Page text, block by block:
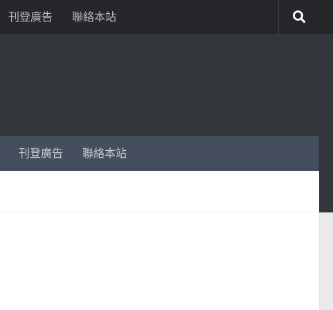
刊登廣告 聯絡本站
刊登廣告 聯絡本站